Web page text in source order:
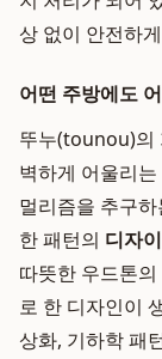
상 없이 안전하
어떤 주방에도
뚜누(tounou)의
벽하게 어울리
멀리즘을 추구
한 패턴의 디자
따뜻한 우드톤
로 한 디자인이
상화, 기하학 패